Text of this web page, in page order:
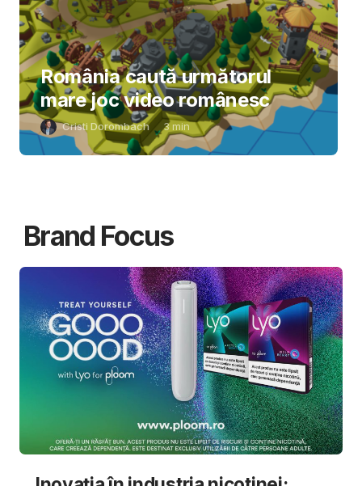
România caută următorul
mare joc video românesc
Cristi Dorombach 3min
Brand Focus